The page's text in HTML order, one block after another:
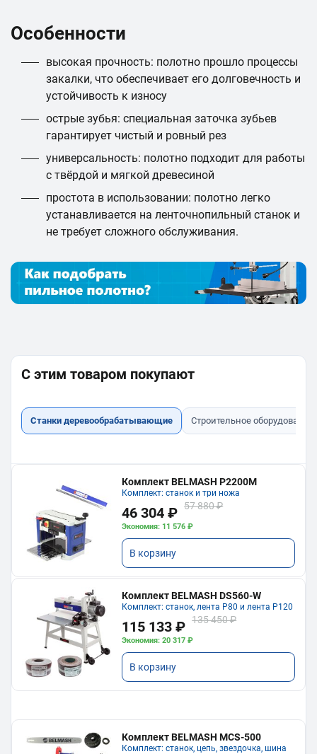
Особенности
высокая прочность: полотно прошло процессы
закалки, что обеспечивает его долговечность и
устойчивость к износу
острые зубья: специальная заточка зубьев
гарантирует чистый и ровный рез
универсальность: полотно подходит для работы
с твёрдой и мягкой древесиной
простота в использовании: полотно легко
устанавливается на ленточнопильный станок и
не требует сложного обслуживания.
С этим товаром покупают
Станки деревообрабатывающие Строительное оборудование
Комплект BELMASH P2200M
Комплект: станок и три ножа
46 304 ₽ 57 880 ₽
Экономия: 11 576 ₽
В корзину
Комплект BELMASH DS560-W
Комплект: станок, лента P80 и лента P120
115 133 ₽ 135 450 ₽
Экономия: 20 317 ₽
В корзину
Комплект BELMASH MCS-500
Комплект: станок, цепь, звездочка, шина